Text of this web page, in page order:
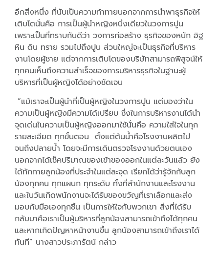
อีกสิ่งหนึ่ง ที่นับเป็นความท้าทายนอกจากการนำพาธุรกิจให้
เติบโตนั่นคือ การเป็นผู้นำหญิงหนึ่งเดียวในวงการปูน
เพราะเป็นที่ทราบกันดีว่า วงการก่อสร้าง ธุรกิจของหนัก อิฐ
หิน ดิน ทราย รวมไปถึงปูน ส่วนใหญ่จะเป็นธุรกิจที่บริหาร
งานโดยผู้ชาย แต่จากการเติบโตของบริษัทสามารถพิสูจน์ให้
ทุกคนเห็นถึงความสำเร็จของการบริหารธุรกิจในฐานะผู้
บริหารที่เป็นผู้หญิงได้อย่างชัดเจน
“แม้เราจะเป็นผู้นำที่เป็นผู้หญิงในวงการปูน แต่มองว่าใน
ความเป็นผู้หญิงมีความได้เปรียบ ซึ่งในการบริหารงานได้นำ
จุดเด่นในความเป็นผู้หญิงออกมาใช้นั่นคือ ความใส่ใจในทุก
รายละเอียด ทุกขั้นตอน ตั้งแต่ต้นน้ำคือโรงงานผลิตไป
จนถึงปลายน้ำ โดยจะมีการเดินตรวจโรงงานด้วยตนเอง
นอกจากได้เช็คปริมาณของเข้าของออกในแต่ละวันแล้ว ยัง
ได้ทักทายลูกน้องที่ประจำในแต่ละจุด เรียกได้ว่ารู้จักกับลูก
น้องทุกคน ทุกแผนก ทุกระดับ ทั้งที่สำนักงานและโรงงาน
และในวันเกิดพนักงานจะได้รับของขวัญที่เราเลือกและส่ง
มอบกับมือเองทุกชิ้น เป็นการให้ใจกับพวกเขา สิ่งที่ได้รับ
กลับมาคือเราเป็นผู้บริหารที่ลูกน้องสามารถเข้าถึงได้ทุกคน
และหากเกิดปัญหาหน้างานขึ้น ลูกน้องสามารถเข้าถึงเราได้
ทันที” นางสาวประภารัตน์ กล่าว